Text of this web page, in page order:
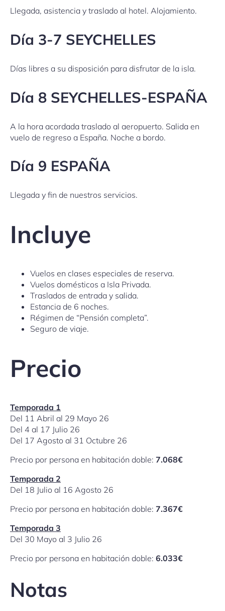
Llegada, asistencia y traslado al hotel. Alojamiento.
Día 3-7 SEYCHELLES
Días libres a su disposición para disfrutar de la isla.
Día 8 SEYCHELLES-ESPAÑA
A la hora acordada traslado al aeropuerto. Salida en
vuelo de regreso a España. Noche a bordo.
Día 9 ESPAÑA
Llegada y fin de nuestros servicios.
Incluye
Vuelos en clases especiales de reserva.
Vuelos domésticos a Isla Privada.
Traslados de entrada y salida.
Estancia de 6 noches.
Régimen de “Pensión completa”.
Seguro de viaje.
Precio
Temporada 1
Del 11 Abril al 29 Mayo 26
Del 4 al 17 Julio 26
Del 17 Agosto al 31 Octubre 26
Precio por persona en habitación doble: 7.068€
Temporada 2
Del 18 Julio al 16 Agosto 26
Precio por persona en habitación doble: 7.367€
Temporada 3
Del 30 Mayo al 3 Julio 26
Precio por persona en habitación doble: 6.033€
Notas